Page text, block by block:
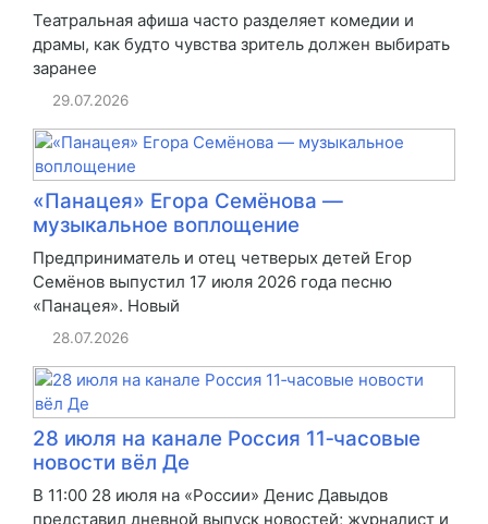
Театральная афиша часто разделяет комедии и
драмы, как будто чувства зритель должен выбирать
заранее
29.07.2026
«Панацея» Егора Семёнова —
музыкальное воплощение
Предприниматель и отец четверых детей Егор
Семёнов выпустил 17 июля 2026 года песню
«Панацея». Новый
28.07.2026
28 июля на канале Россия 11‑часовые
новости вёл Де
В 11:00 28 июля на «России» Денис Давыдов
представил дневной выпуск новостей; журналист и